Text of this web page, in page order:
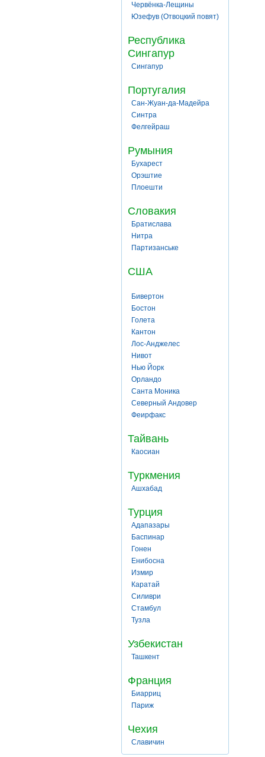
Червёнка-Лещины
Юзефув (Отвоцкий повят)
Республика
Сингапур
Сингапур
Португалия
Сан-Жуан-да-Мадейра
Синтра
Фелгейраш
Румыния
Бухарест
Орэштие
Плоешти
Словакия
Братислава
Нитра
Партизанське
США
Бивертон
Бостон
Голета
Кантон
Лос-Анджелес
Нивот
Нью Йорк
Орландо
Санта Моника
Северный Андовер
Феирфакс
Тайвань
Каосиан
Туркмения
Ашхабад
Турция
Адапазары
Баспинар
Гонен
Енибосна
Измир
Каратай
Силиври
Стамбул
Тузла
Узбекистан
Ташкент
Франция
Биарриц
Париж
Чехия
Славичин